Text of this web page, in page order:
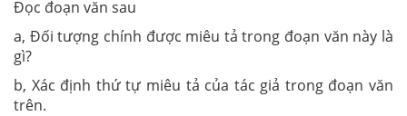
Đọc đoạn văn sau
a, Đối tượng chính được miêu tả trong đoạn văn này là
gì?
b, Xác định thứ tự miêu tả của tác giả trong đoạn văn
trên.